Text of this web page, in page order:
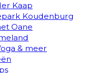
Kaap
Koudenburg
Oane
& meer